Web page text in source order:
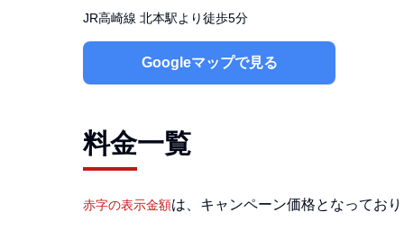
JR高崎線 北本駅より徒歩5分
Googleマップで見る
料金一覧
赤字の表示金額は、キャンペーン価格となってお